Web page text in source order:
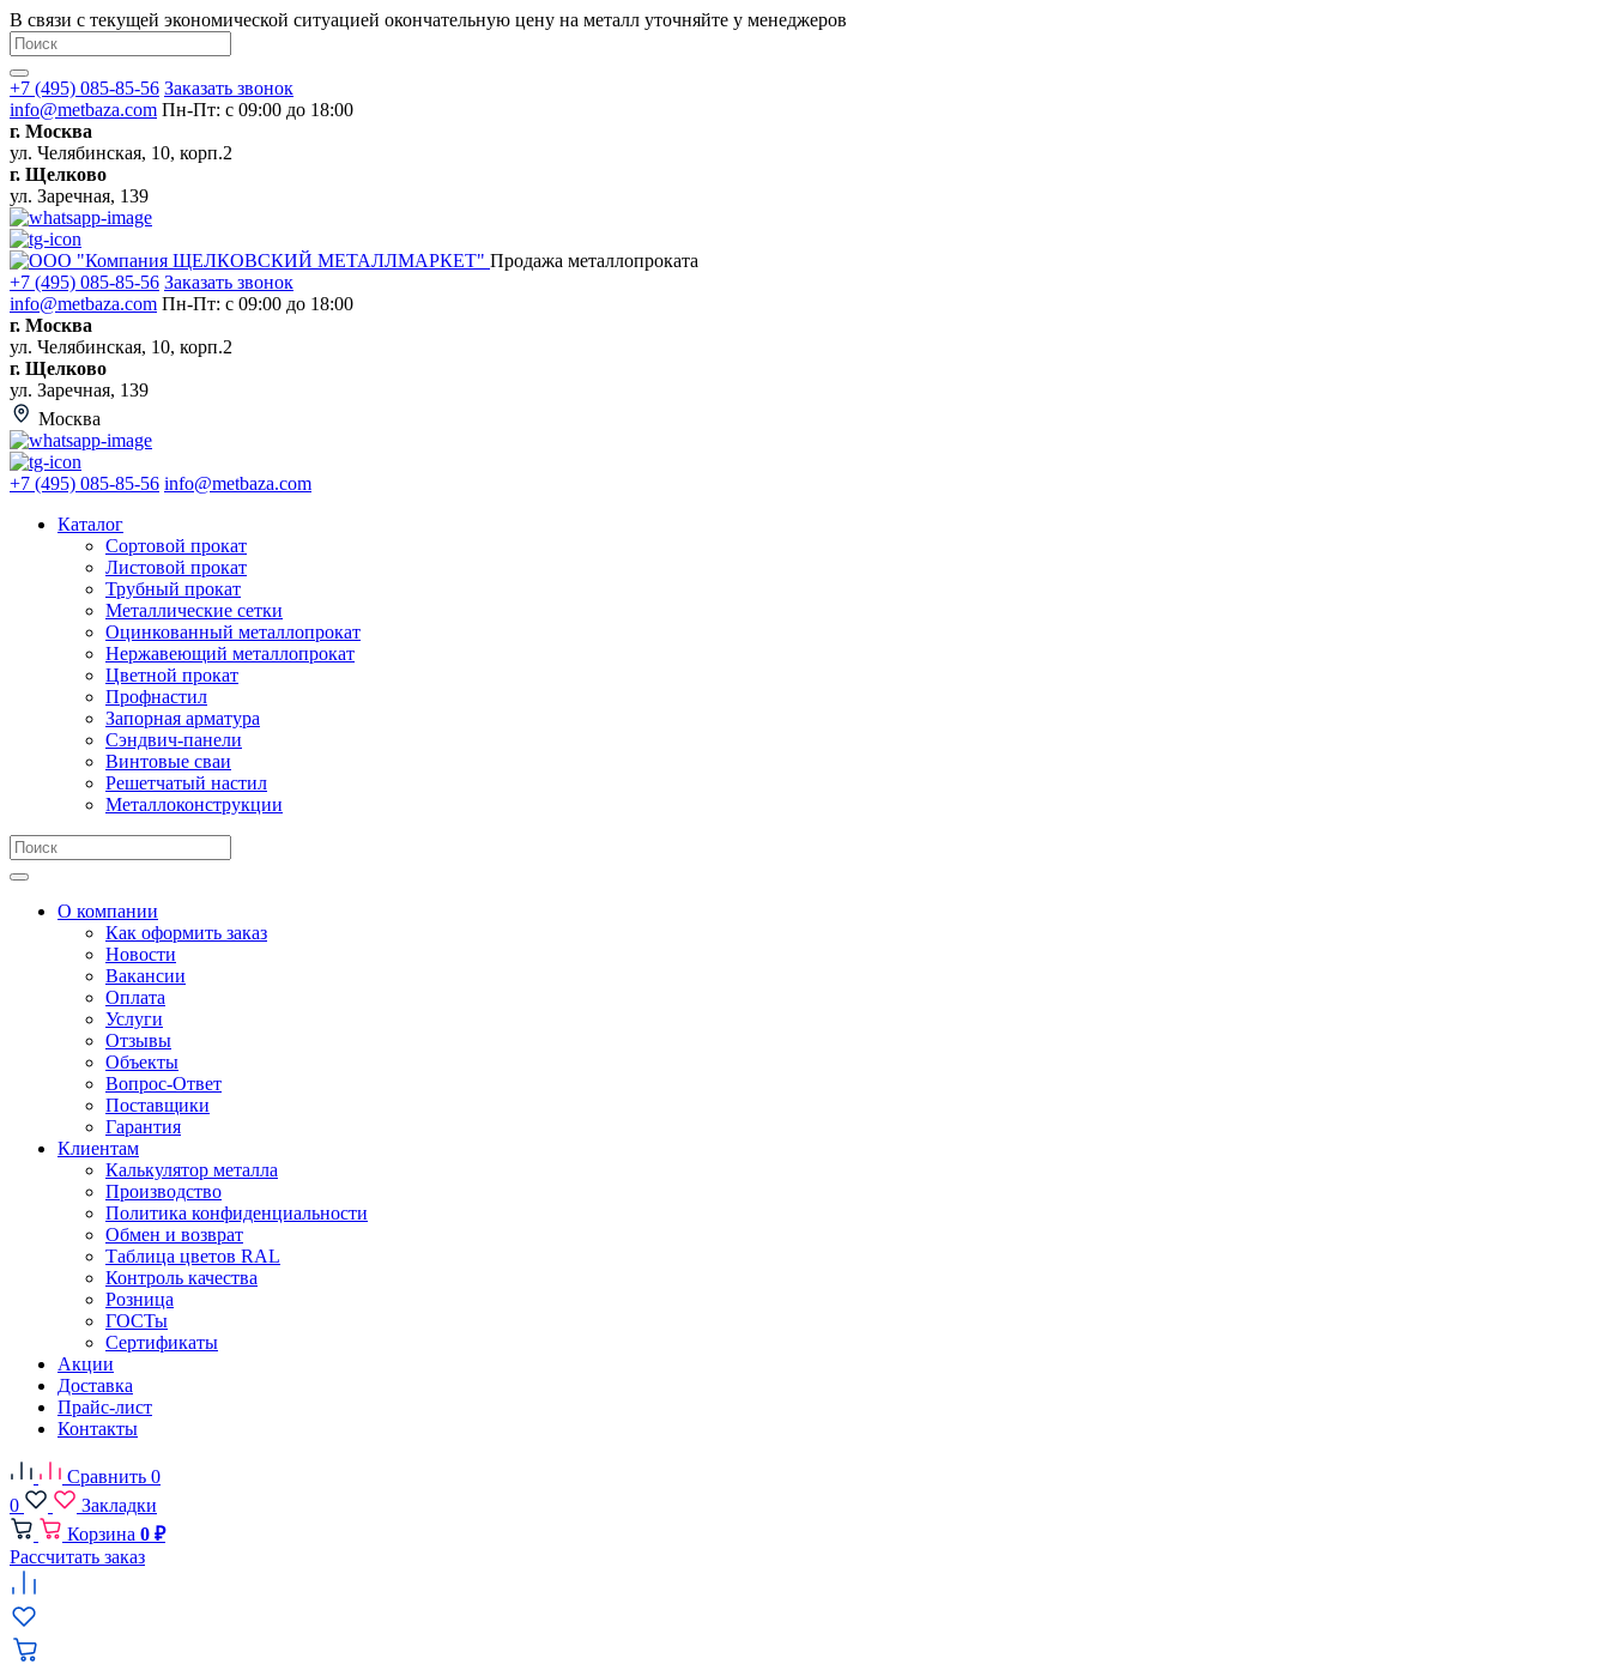
В связи с текущей экономической ситуацией окончательную цену на металл уточняйте у менеджеров
+7 (495) 085-85-56 Заказать звонок
info@metbaza.com Пн-Пт: с 09:00 до 18:00
г. Москва
ул. Челябинская, 10, корп.2
г. Щелково
ул. Заречная, 139
Продажа металлопроката
+7 (495) 085-85-56 Заказать звонок
info@metbaza.com Пн-Пт: с 09:00 до 18:00
г. Москва
ул. Челябинская, 10, корп.2
г. Щелково
ул. Заречная, 139
Москва
+7 (495) 085-85-56 info@metbaza.com
Каталог
Сортовой прокат
Листовой прокат
Трубный прокат
Металлические сетки
Оцинкованный металлопрокат
Нержавеющий металлопрокат
Цветной прокат
Профнастил
Запорная арматура
Сэндвич-панели
Винтовые сваи
Решетчатый настил
Металлоконструкции
О компании
Как оформить заказ
Новости
Вакансии
Оплата
Услуги
Отзывы
Объекты
Вопрос-Ответ
Поставщики
Гарантия
Клиентам
Калькулятор металла
Производство
Политика конфиденциальности
Обмен и возврат
Таблица цветов RAL
Контроль качества
Розница
ГОСТы
Сертификаты
Акции
Доставка
Прайс-лист
Контакты
Сравнить 0
0
Закладки
Корзина 0 ₽
Рассчитать заказ